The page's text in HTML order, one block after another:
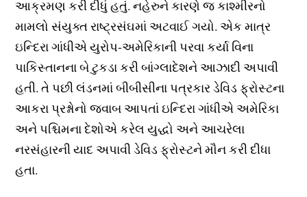
આક્રમણ કરી દીધું હતું. નહેરુને કારણે જ કાશ્મીરનો
મામલો સંયુક્ત રાષ્ટ્રસંઘમાં અટવાઈ ગયો. એક માત્ર
ઇન્દિરા ગાંધીએ યુરોપ-અમેરિકાની પરવા કર્યા વિના
પાકિસ્તાનના બે ટુકડા કરી બાંગ્લાદેશને આઝાદી અપાવી
હતી. તે પછી લંડનમાં બીબીસીના પત્રકાર ડેવિડ ફ્રોસ્ટના
આકરા પ્રશ્નોનો જવાબ આપતાં ઇન્દિરા ગાંધીએ અમેરિકા
અને પશ્ચિમના દેશોએ કરેલ યુદ્ધો અને આચરેલા
નરસંહારની યાદ અપાવી ડેવિડ ફ્રોસ્ટને મૌન કરી દીધા
હતા.